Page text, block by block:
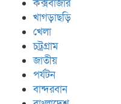
কক্সবাজার
খাগড়াছড়ি
খেলা
চট্রগ্রাম
জাতীয়
পর্যটন
বান্দরবান